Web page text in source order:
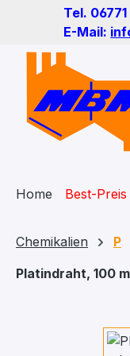
Hauptinhalt
Zur Suche springen
Zur
Tel.
E-Mail:
Home Best-Preis
Chemikalien
P
Platindraht, 100
Bildergalerie